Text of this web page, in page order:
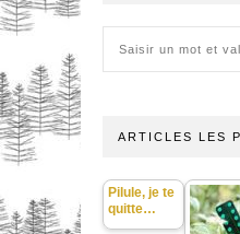
ARTICLES LES
Pilule, je te
quitte…